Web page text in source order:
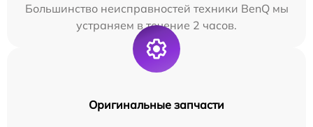
Большинство неисправностей техники BenQ мы
устраняем в течение 2 часов.
Оригинальные запчасти